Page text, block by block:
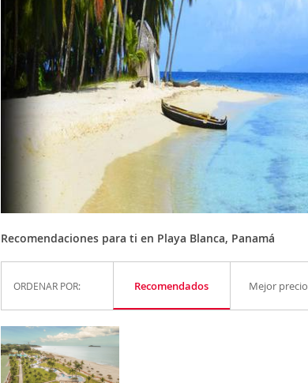
Recomendaciones para ti en Playa Blanca, Panamá
ORDENAR POR: Recomendados Mejor precio